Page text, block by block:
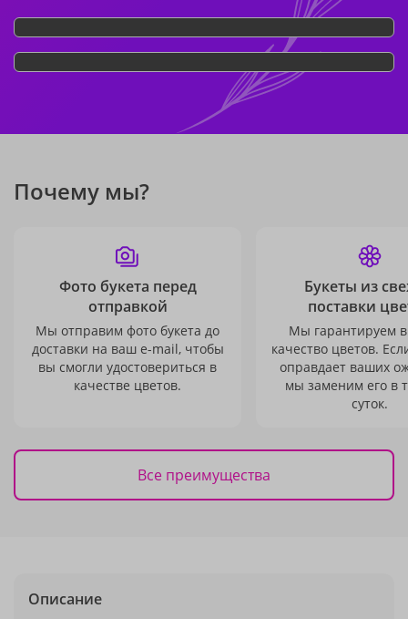
Почему мы?
Фото букета перед
отправкой
Мы отправим фото букета до
доставки на ваш e-mail, чтобы
вы смогли удостовериться в
качестве цветов.
Букеты из
поставки
Мы гарантируем
качество цветов.
оправдает ваших
мы заменим его в
суток.
Все преимущества
Описание